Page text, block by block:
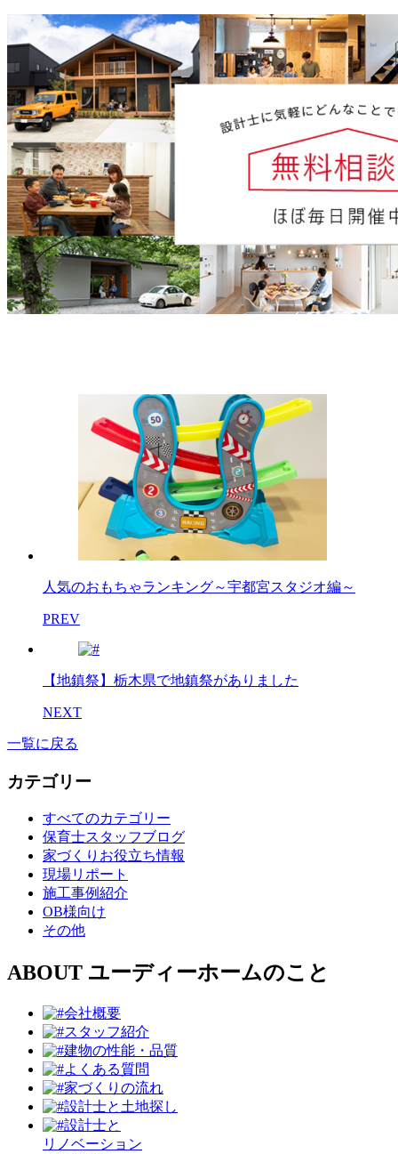
人気のおもちゃランキング～宇都宮スタジオ編～
PREV
【地鎮祭】栃木県で地鎮祭がありました
NEXT
一覧に戻る
カテゴリー
すべてのカテゴリー
保育士スタッフブログ
家づくりお役立ち情報
現場リポート
施工事例紹介
OB様向け
その他
ABOUT ユーディーホームのこと
会社概要
スタッフ紹介
建物の性能・品質
よくある質問
家づくりの流れ
設計⼠と⼟地探し
設計士と
リノベーション